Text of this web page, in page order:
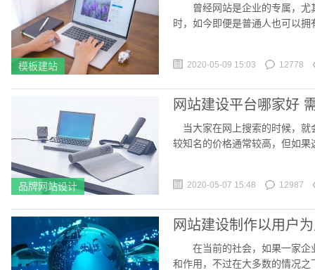
模板建站
曾经网站是企业的专属，尤
时，如今即便是普通人也可以
2020-05-09 15:03 12778
品牌网站设计
网站建设平台哪家好
当大家在网上搜索的时候，就
较知名的价格通常较高，但如
2020-05-07 15:48 12987
网站建设制作以用户
在当前的社会，如果一家企
和作用，不过在大多数的情况